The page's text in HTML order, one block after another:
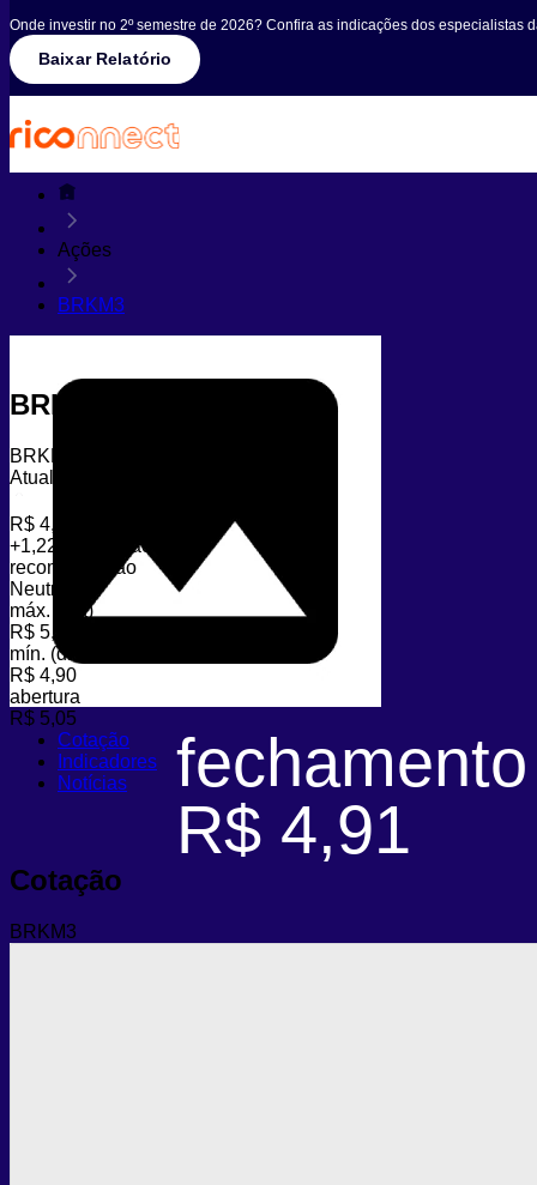
Onde investir no 2º semestre de 2026? Confira as indicações dos especialistas
Baixar Relatório
Ações
BRKM3
BRKM3
BRKM3
Atualizado em 05/08/2026 às 00h12
R$ 4,97
+1,22%
variação (dia)
recomendação
Neutro
máx. (dia)
R$ 5,10
mín. (dia)
R$ 4,90
abertura
R$ 5,05
fechamento
R$ 4,91
Cotação
Indicadores
Notícias
Cotação
BRKM3